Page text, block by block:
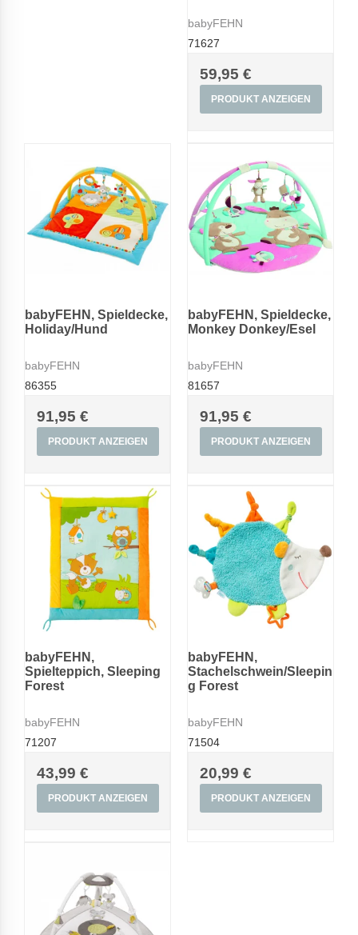
babyFEHN
71627
59,95 €
PRODUKT ANZEIGEN
babyFEHN, Spieldecke,
Holiday/Hund
babyFEHN
86355
91,95 €
PRODUKT ANZEIGEN
babyFEHN, Spieldecke,
Monkey Donkey/Esel
babyFEHN
81657
91,95 €
PRODUKT ANZEIGEN
babyFEHN,
Spielteppich, Sleeping
Forest
babyFEHN
71207
43,99 €
PRODUKT ANZEIGEN
babyFEHN,
Stachelschwein/Sleepin
g Forest
babyFEHN
71504
20,99 €
PRODUKT ANZEIGEN